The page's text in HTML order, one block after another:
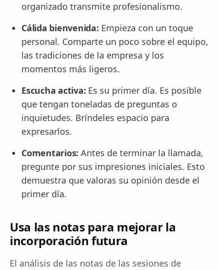
organizado transmite profesionalismo.
Cálida bienvenida: Empieza con un toque
personal. Comparte un poco sobre el equipo,
las tradiciones de la empresa y los
momentos más ligeros.
Escucha activa: Es su primer día. Es posible
que tengan toneladas de preguntas o
inquietudes. Bríndeles espacio para
expresarlos.
Comentarios: Antes de terminar la llamada,
pregunte por sus impresiones iniciales. Esto
demuestra que valoras su opinión desde el
primer día.
Usa las notas para mejorar la
incorporación futura
El análisis de las notas de las sesiones de